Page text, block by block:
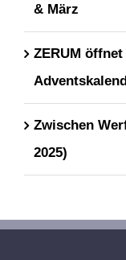
& März
ZERUM
Zwischen
2025)